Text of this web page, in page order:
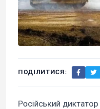
ПОДІЛИТИСЯ:
Російський диктатор